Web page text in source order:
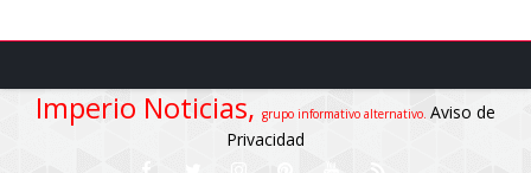
Imperio Noticias, grupo informativo alternativo. Aviso de
Privacidad